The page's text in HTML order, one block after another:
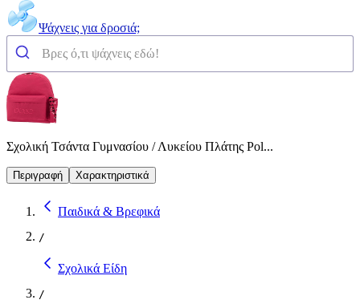
Ψάχνεις για δροσιά;
Σχολική Τσάντα Γυμνασίου / Λυκείου Πλάτης Pol...
Περιγραφή Χαρακτηριστικά
Παιδικά & Βρεφικά
/
Σχολικά Είδη
/